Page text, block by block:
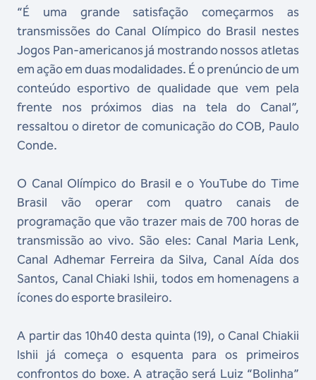
“É uma grande satisfação começarmos as
transmissões do Canal Olímpico do Brasil nestes
Jogos Pan-americanos já mostrando nossos atletas
em ação em duas modalidades. É o prenúncio de um
conteúdo esportivo de qualidade que vem pela
frente nos próximos dias na tela do Canal”,
ressaltou o diretor de comunicação do COB, Paulo
Conde.
O Canal Olímpico do Brasil e o YouTube do Time
Brasil vão operar com quatro canais de
programação que vão trazer mais de 700 horas de
transmissão ao vivo. São eles: Canal Maria Lenk,
Canal Adhemar Ferreira da Silva, Canal Aída dos
Santos, Canal Chiaki Ishii, todos em homenagens a
ícones do esporte brasileiro.
A partir das 10h40 desta quinta (19), o Canal Chiakii
Ishii já começa o esquenta para os primeiros
confrontos do boxe. A atração será Luiz “Bolinha”